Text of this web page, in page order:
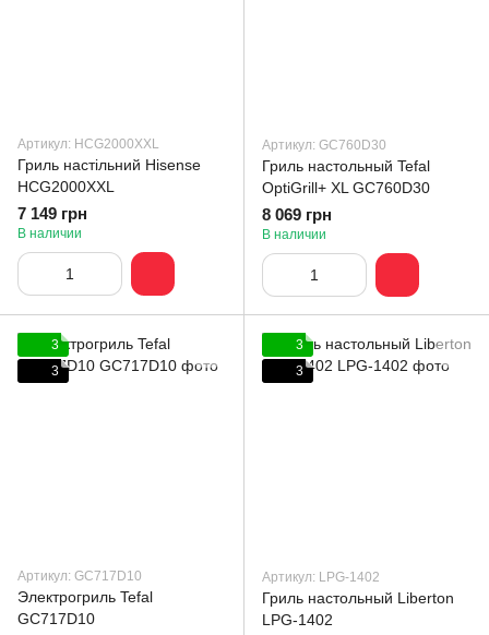
Артикул: HCG2000XXL
Гриль настільний Hisense
HCG2000XXL
7 149 грн
В наличии
Артикул: GC760D30
Гриль настольный Tefal
OptiGrill+ XL GC760D30
8 069 грн
В наличии
3
3
Артикул: GC717D10
Электрогриль Tefal
GC717D10
3
3
Артикул: LPG-1402
Гриль настольный Liberton
LPG-1402